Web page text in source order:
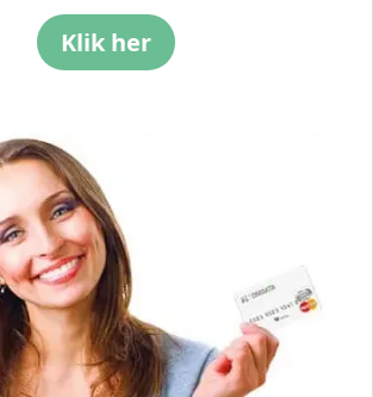
Klik her